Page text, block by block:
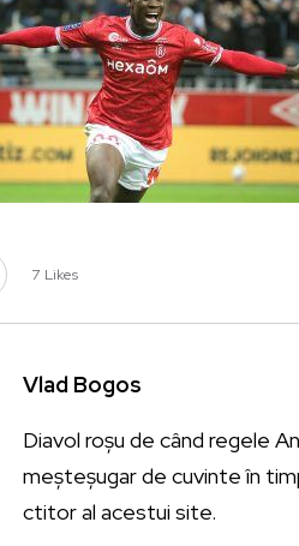
7 Likes
Vlad Bogos
Diavol roșu de când regele
meșteșugar de cuvinte în
ctitor al acestui site.